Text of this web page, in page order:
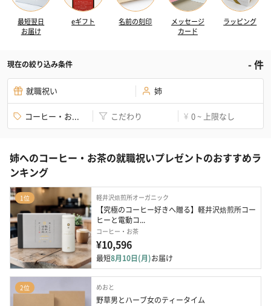
最短翌日
お届け
eギフト 名前の刻印
メッセージ
カード
ラッピング
現在の絞り込み条件 -件
就職祝い 姉
コーヒー・お... こだわり ¥ 0 ~ 上限なし
姉へのコーヒー・お茶の就職祝いプレゼントのおすすめラ
ンキング
1位 軽井沢焙煎所オーガニック
【究極のコーヒー好きへ贈る】軽井沢焙煎所コー
ヒーと電動コ...
コーヒー・お茶
¥10,596
最短8月10日(月)お届け
2位 めおと
野草男とハーブ女のティータイム